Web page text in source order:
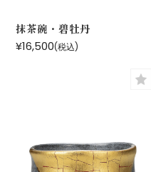
抹茶碗・碧牡丹
¥16,500(税込)